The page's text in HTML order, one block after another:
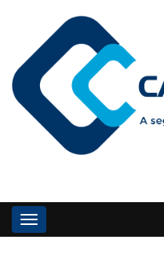
Toggle navigation